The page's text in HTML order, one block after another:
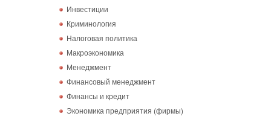
Инвестиции
Криминология
Налоговая политика
Макроэкономика
Менеджмент
Финансовый менеджмент
Финансы и кредит
Экономика предприятия (фирмы)